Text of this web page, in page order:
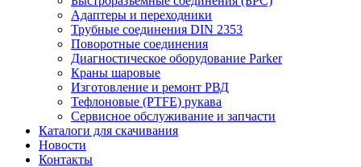
Адаптеры и переходники
Трубные соединения DIN 2353
Поворотные соединения
Диагностическое оборудование Parker
Краны шаровые
Изготовление и ремонт РВД
Тефлоновые (PTFE) рукава
Сервисное обслуживание и запчасти
Каталоги для скачивания
Новости
Контакты